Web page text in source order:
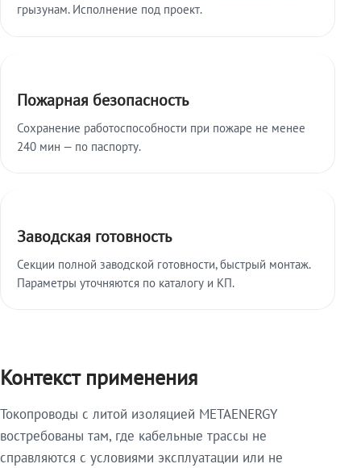
грызунам. Исполнение под проект.
Пожарная безопасность
Сохранение работоспособности при пожаре не менее
240 мин — по паспорту.
Заводская готовность
Секции полной заводской готовности, быстрый монтаж.
Параметры уточняются по каталогу и КП.
Контекст применения
Токопроводы с литой изоляцией METAENERGY
востребованы там, где кабельные трассы не
справляются с условиями эксплуатации или не